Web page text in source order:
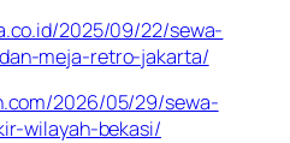
2025/09/22/sewa-
meja-retro-jakarta/
2026/05/29/sewa-
wilayah-bekasi/